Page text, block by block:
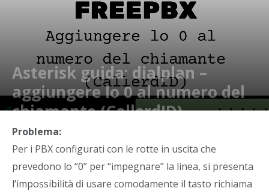
Asterisk guida: dialplan –
aggiungere lo 0 al numero del
chiamante (CallerdID)
Di Asterweb -
Problema:
Per i PBX configurati con le rotte in uscita che
prevedono lo “0” per “impegnare” la linea, si presenta
l’impossibilità di usare comodamente il tasto richiama